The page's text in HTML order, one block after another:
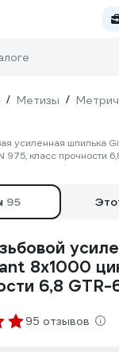
/ Метизы /
усиленная шпилька
975, класс прочности
95
8x1000
6,8
95 отзывов